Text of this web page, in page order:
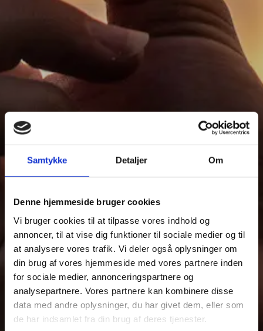
Samtykke Detaljer Om
Denne hjemmeside bruger cookies
Vi bruger cookies til at tilpasse vores indhold og
annoncer, til at vise dig funktioner til sociale medier og til
at analysere vores trafik. Vi deler også oplysninger om
din brug af vores hjemmeside med vores partnere inden
for sociale medier, annonceringspartnere og
analysepartnere. Vores partnere kan kombinere disse
data med andre oplysninger, du har givet dem, eller som
de har indsamlet fra din brug af deres tjenester.
Thought
leadership